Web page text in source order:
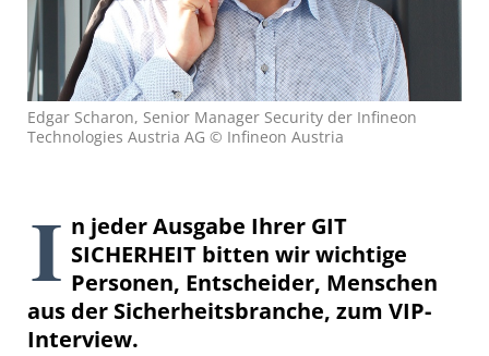
Edgar Scharon, Senior Manager Security der Infineon
Technologies Austria AG © Infineon Austria
I n jeder Ausgabe Ihrer GIT
SICHERHEIT bitten wir wichtige
Personen, Entscheider, Menschen
aus der Sicherheitsbranche, zum VIP-
Interview.